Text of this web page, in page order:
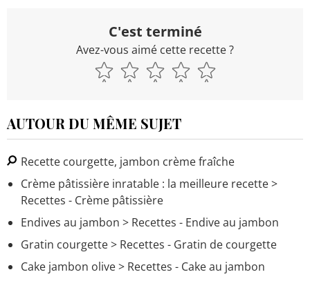
C'est terminé
Avez-vous aimé cette recette ?
AUTOUR DU MÊME SUJET
Recette courgette, jambon crème fraîche
Crème pâtissière inratable : la meilleure recette>
Recettes - Crème pâtissière
Endives au jambon > Recettes - Endive au jambon
Gratin courgette> Recettes - Gratin de courgette
Cake jambon olive> Recettes - Cake au jambon